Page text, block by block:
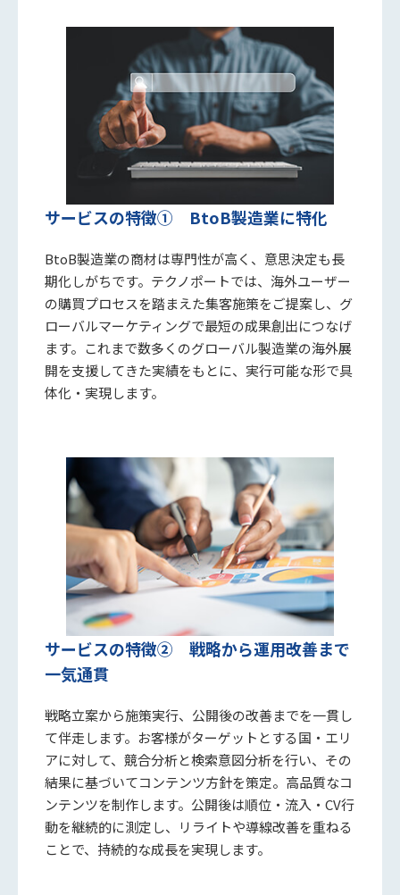
サービスの特徴① BtoB製造業に特化
BtoB製造業の商材は専門性が高く、意思決定も長
期化しがちです。テクノポートでは、海外ユーザー
の購買プロセスを踏まえた集客施策をご提案し、グ
ローバルマーケティングで最短の成果創出につなげ
ます。これまで数多くのグローバル製造業の海外展
開を支援してきた実績をもとに、実行可能な形で具
体化・実現します。
サービスの特徴② 戦略から運用改善まで
一気通貫
戦略立案から施策実行、公開後の改善までを一貫し
て伴走します。お客様がターゲットとする国・エリ
アに対して、競合分析と検索意図分析を行い、その
結果に基づいてコンテンツ方針を策定。高品質なコ
ンテンツを制作します。公開後は順位・流入・CV行
動を継続的に測定し、リライトや導線改善を重ねる
ことで、持続的な成長を実現します。